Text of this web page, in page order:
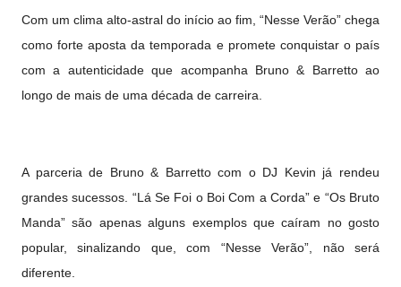
Com um clima alto-astral do início ao fim, “Nesse Verão” chega
como forte aposta da temporada e promete conquistar o país
com a autenticidade que acompanha Bruno & Barretto ao
longo de mais de uma década de carreira.
A parceria de Bruno & Barretto com o DJ Kevin já rendeu
grandes sucessos. “Lá Se Foi o Boi Com a Corda” e “Os Bruto
Manda” são apenas alguns exemplos que caíram no gosto
popular, sinalizando que, com “Nesse Verão”, não será
diferente.